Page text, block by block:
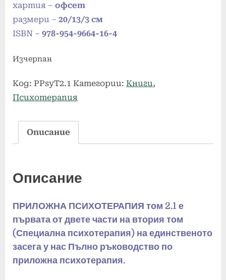
хартия – офсет
размери – 20/13/3 см
ISBN – 978-954-9664-16-4
Изчерпан
Код: PPsyT2.1 Категории: Книги,
Психотерапия
Описание
Описание
ПРИЛОЖНА ПСИХОТЕРАПИЯ том 2.1 е
първата от двете части на втория том
(Специална психотерапия) на единственото
засега у нас Пълно ръководство по
приложна психотерапия.